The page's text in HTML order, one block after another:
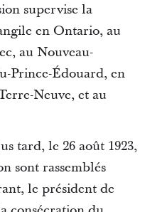
supervise la
en Ontario, au
au Nouveau-
Prince-Édouard, en
Neuve, et au
tard, le 26 août 1923,
sont rassemblés
le président de